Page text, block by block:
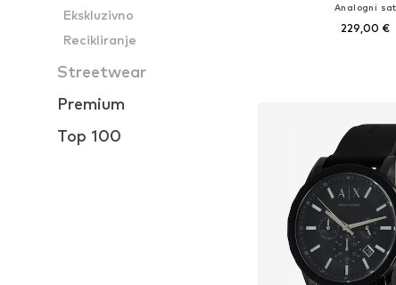
Ekskluzivno
Recikliranje
Streetwear
Premium
Top 100
Analogni sat
229,00 €